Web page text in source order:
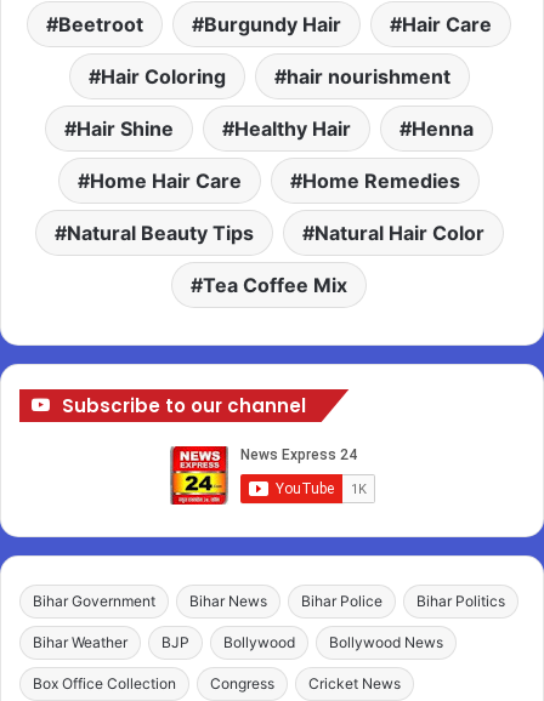
Beetroot Burgundy Hair Hair Care
Hair Coloring hair nourishment
Hair Shine Healthy Hair Henna
Home Hair Care Home Remedies
Natural Beauty Tips Natural Hair Color
Tea Coffee Mix
Subscribe to our channel
Bihar Government Bihar News Bihar Police Bihar Politics
Bihar Weather BJP Bollywood Bollywood News
Box Office Collection Congress Cricket News